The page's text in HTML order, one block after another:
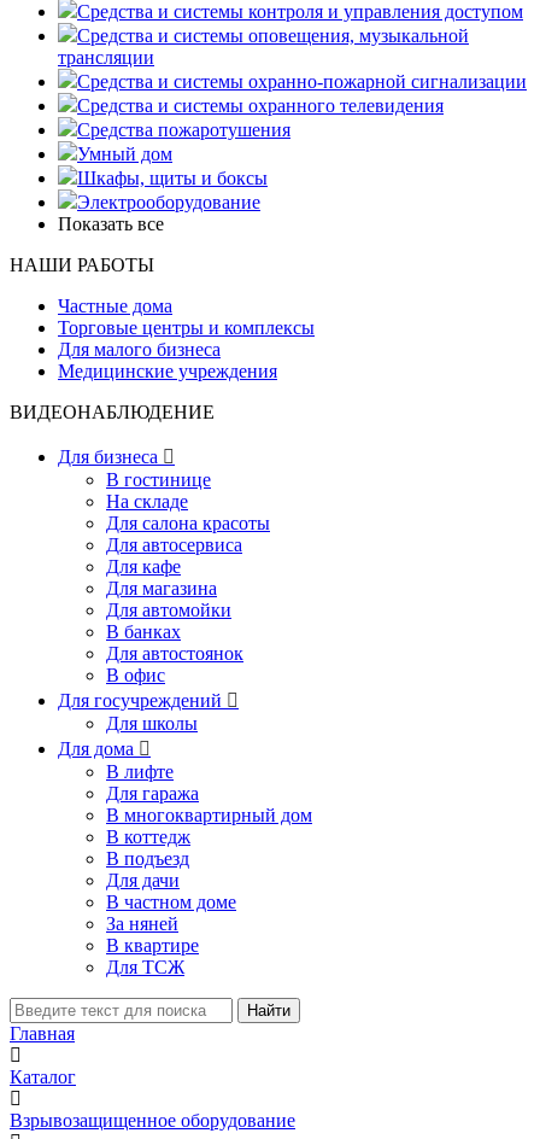
Средства и системы контроля и управления доступом
Средства и системы оповещения, музыкальной
трансляции
Средства и системы охранно-пожарной сигнализации
Средства и системы охранного телевидения
Средства пожаротушения
Умный дом
Шкафы, щиты и боксы
Электрооборудование
Показать все
НАШИ РАБОТЫ
Частные дома
Торговые центры и комплексы
Для малого бизнеса
Медицинские учреждения
ВИДЕОНАБЛЮДЕНИЕ
Для бизнеса 
В гостинице
На складе
Для салона красоты
Для автосервиса
Для кафе
Для магазина
Для автомойки
В банках
Для автостоянок
В офис
Для госучреждений 
Для школы
Для дома 
В лифте
Для гаража
В многоквартирный дом
В коттедж
В подъезд
Для дачи
В частном доме
За няней
В квартире
Для ТСЖ
Найти
Главная
Каталог
Взрывозащищенное оборудование